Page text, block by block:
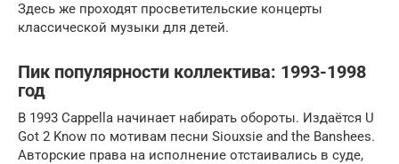
Здесь же проходят просветительские концерты
классической музыки для детей.
Пик популярности коллектива: 1993-1998
год
В 1993 Cappella начинает набирать обороты. Издаётся U
Got 2 Know по мотивам песни Siouxsie and the Banshees.
Авторские права на исполнение отстаивались в суде,